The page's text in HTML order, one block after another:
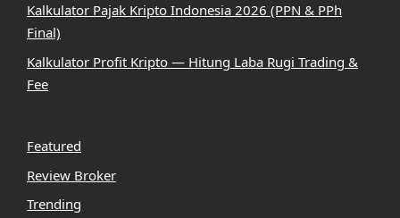
Kalkulator Pajak Kripto Indonesia 2026 (PPN & PPh
Final)
Kalkulator Profit Kripto — Hitung Laba Rugi Trading &
Fee
Featured
Review Broker
Trending